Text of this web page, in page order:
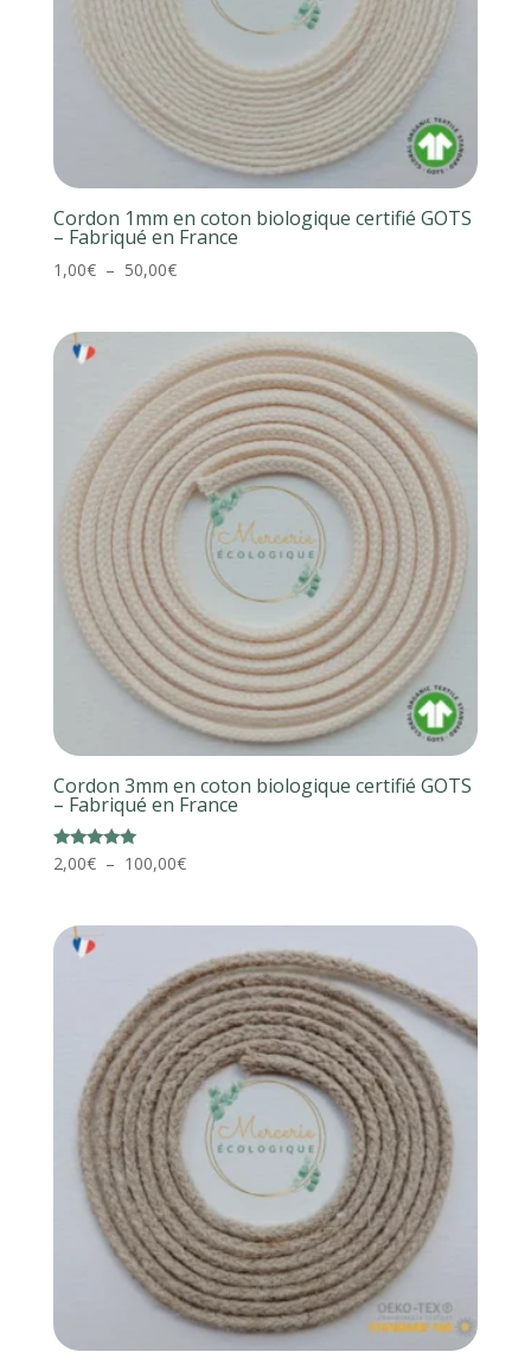
Cordon 1mm en coton biologique certifié GOTS
– Fabriqué en France
1,00€ – 50,00€Plage
1,00€
à
50,00€
Cordon 3mm en coton biologique certifié GOTS
– Fabriqué en France
Note
5.00
2,00€ – 100,00€Plage
à
100,00€